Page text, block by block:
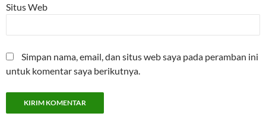
Situs Web
Simpan nama, email, dan situs web saya pada peramban ini
untuk komentar saya berikutnya.